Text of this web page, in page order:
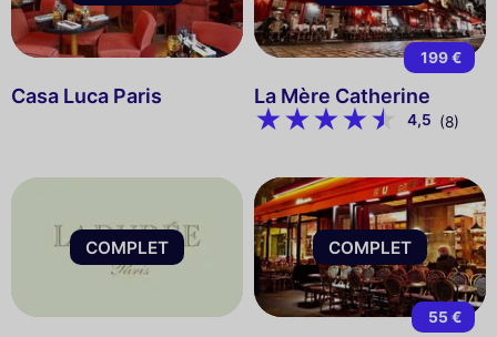
Casa Luca Paris
199 €
La Mère Catherine
4,5 (8)
COMPLET COMPLET
55 €